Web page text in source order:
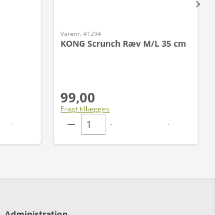
Varenr. 41294
KONG Scrunch Ræv M/L 35 cm
99,00
Fragt tillægges